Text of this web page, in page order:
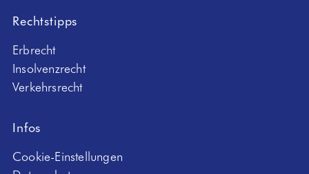
Rechtstipps
Erbrecht
Insolvenzrecht
Verkehrsrecht
Infos
Cookie-Einstellungen